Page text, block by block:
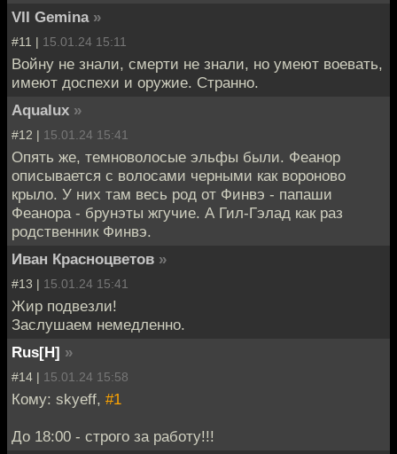
VII Gemina »
#11 | 15.01.24 15:11
Войну не знали, смерти не знали, но умеют воевать,
имеют доспехи и оружие. Странно.
Aqualux »
#12 | 15.01.24 15:41
Опять же, темноволосые эльфы были. Феанор
описывается с волосами черными как вороново
крыло. У них там весь род от Финвэ - папаши
Феанора - брунэты жгучие. А Гил-Гэлад как раз
родственник Финвэ.
Иван Красноцветов »
#13 | 15.01.24 15:41
Жир подвезли!
Заслушаем немедленно.
Rus[H] »
#14 | 15.01.24 15:58
Кому: skyeff, #1
До 18:00 - строго за работу!!!